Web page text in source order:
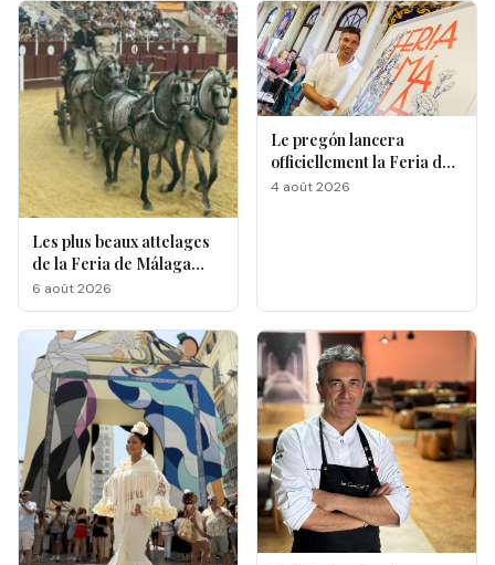
Les plus beaux attelages
de la Feria de Málaga
s'affrontent à La
Malagueta
6 août 2026
Le pregón lancera
officiellement la Feria de
Málaga 2026
4 août 2026